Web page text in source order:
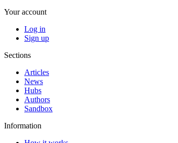
Your account
Log in
Sign up
Sections
Articles
News
Hubs
Authors
Sandbox
Information